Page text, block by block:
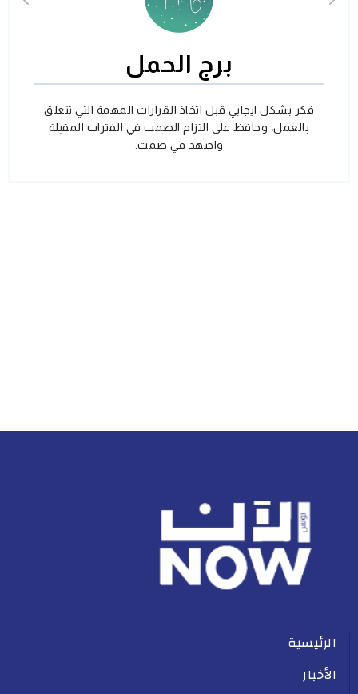
برج الحمل
فكر بشكل ايجابي قبل اتخاذ القرارات المهمة التي تتعلق
بالعمل، وحافظ على التزام الصمت في الفترات المقبلة
واجتهد في صمت.
الرئيسية
الأخبار